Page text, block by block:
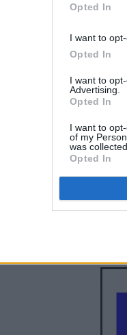
Opted In
I want to
Opted In
I want to
Advertising.
Opted In
I want to
of my
was collected.
Opted In